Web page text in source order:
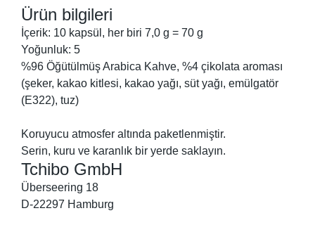
Ürün bilgileri
İçerik: 10 kapsül, her biri 7,0 g = 70 g
Yoğunluk: 5
%96 Öğütülmüş Arabica Kahve, %4 çikolata aroması
(şeker, kakao kitlesi, kakao yağı, süt yağı, emülgatör
(E322), tuz)
Koruyucu atmosfer altında paketlenmiştir.
Serin, kuru ve karanlık bir yerde saklayın.
Tchibo GmbH
Überseering 18
D-22297 Hamburg